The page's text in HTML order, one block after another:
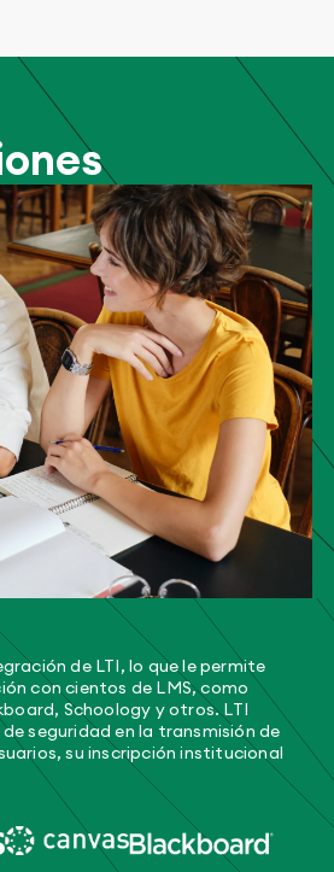
de LTI, lo que le permite
con cientos de LMS, como
Schoology y otros. LTI
seguridad en la transmisión de
su inscripción institucional